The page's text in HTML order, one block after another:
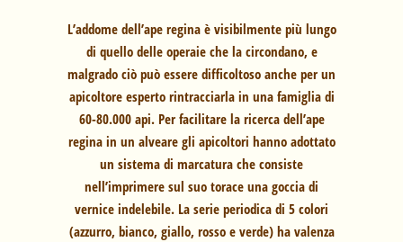
L’addome dell’ape regina è visibilmente più lungo
di quello delle operaie che la circondano, e
malgrado ciò può essere difficoltoso anche per un
apicoltore esperto rintracciarla in una famiglia di
60-80.000 api. Per facilitare la ricerca dell’ape
regina in un alveare gli apicoltori hanno adottato
un sistema di marcatura che consiste
nell’imprimere sul suo torace una goccia di
vernice indelebile. La serie periodica di 5 colori
(azzurro, bianco, giallo, rosso e verde) ha valenza